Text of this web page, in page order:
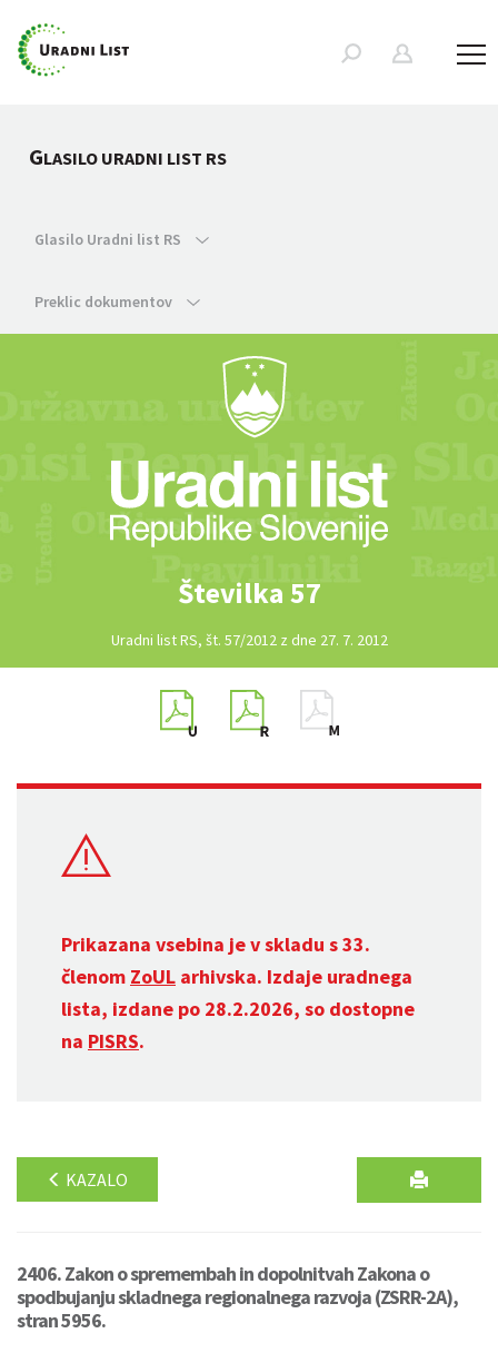
GLASILO URADNI LIST RS
Glasilo Uradni list RS
Preklic dokumentov
Številka 57
Uradni list RS, št. 57/2012 z dne 27. 7. 2012
Prikazana vsebina je v skladu s 33.
členom ZoUL arhivska. Izdaje uradnega
lista, izdane po 28.2.2026, so dostopne
na PISRS.
KAZALO
2406. Zakon o spremembah in dopolnitvah Zakona o
spodbujanju skladnega regionalnega razvoja (ZSRR-2A),
stran 5956.